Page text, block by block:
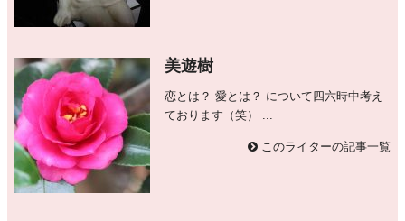
美遊樹
恋とは？ 愛とは？ について四六時中考え
ております（笑） ...
このライターの記事一覧